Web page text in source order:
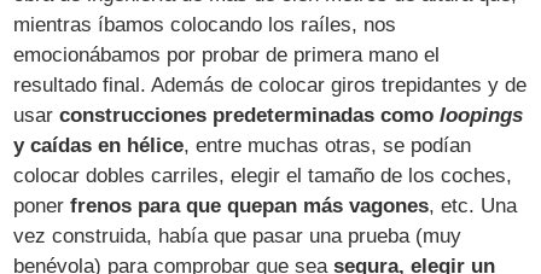
mientras íbamos colocando los raíles, nos
emocionábamos por probar de primera mano el
resultado final. Además de colocar giros trepidantes y de
usarconstrucciones predeterminadas comoloopings
y caídas en hélice, entre muchas otras, se podían
colocar dobles carriles, elegir el tamaño de los coches,
ponerfrenos para que quepan más vagones, etc. Una
vez construida, había que pasar una prueba (muy
benévola) para comprobar que seasegura, elegir un